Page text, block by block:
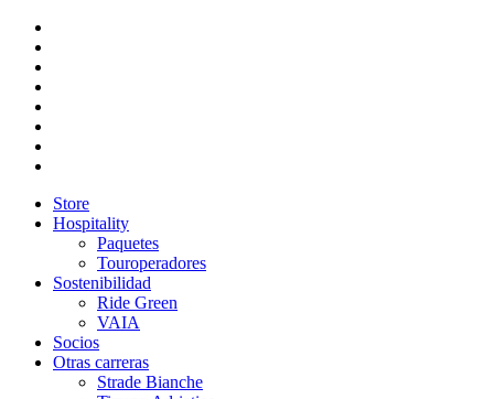
Store
Hospitality
Paquetes
Touroperadores
Sostenibilidad
Ride Green
VAIA
Socios
Otras carreras
Strade Bianche